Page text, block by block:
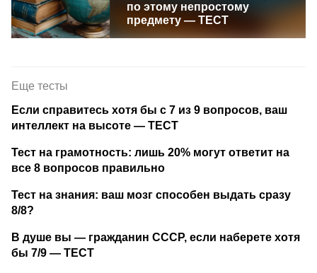
по этому непростому
предмету — ТЕСТ
Еще тесты
Если справитесь хотя бы с 7 из 9 вопросов, ваш
интеллект на высоте — ТЕСТ
Тест на грамотность: лишь 20% могут ответит на
все 8 вопросов правильно
Тест на знания: ваш мозг способен выдать сразу
8/8?
В душе вы — гражданин СССР, если наберете хотя
бы 7/9 — ТЕСТ